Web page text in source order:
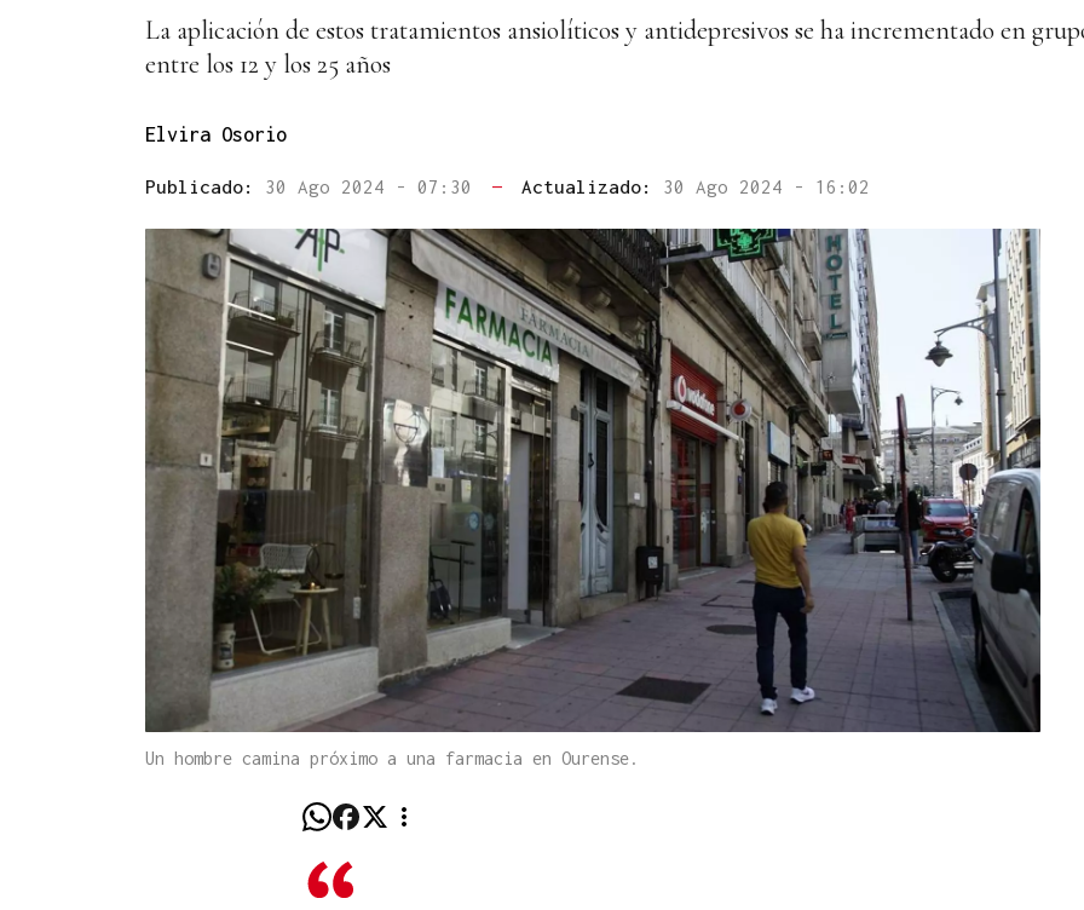
La aplicación de estos tratamientos ansiolíticos y antidepresivos se ha incrementado en
entre los 12 y los 25 años
Elvira Osorio
Publicado: 30 Ago 2024 - 07:30 — Actualizado: 30 Ago 2024 - 16:02
Un hombre camina próximo a una farmacia en Ourense.